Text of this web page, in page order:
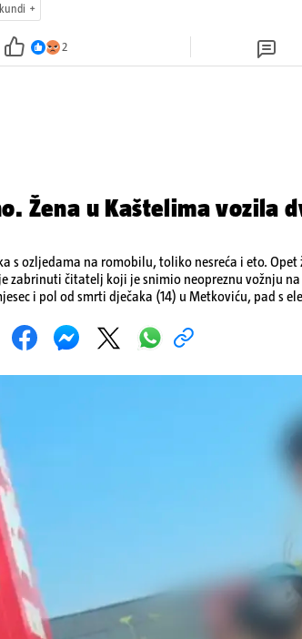
2
Žena u Kaštelima vozila
s ozljedama na romobilu, toliko nesreća i eto.
zabrinuti čitatelj koji je snimio neopreznu vožnju
i pol od smrti dječaka (14) u Metkoviću, pad s
s romobila.
Pokretanje videa...